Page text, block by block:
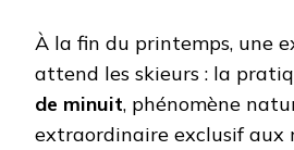
À la fin du printemps, une
attend les skieurs : la
de minuit, phénomène
extraordinaire exclusif aux